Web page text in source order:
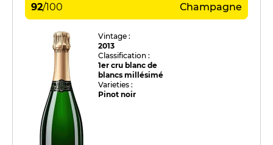
92/100 Champagne
Vintage :
2013
Classification :
1er cru blanc de
blancs millésimé
Varieties :
Pinot noir